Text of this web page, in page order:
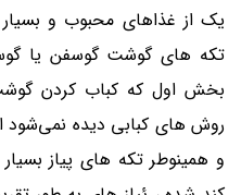
یک از غذاهای محبوب و
تکه های گوشت گوسفن یا
بخش اول که کباب کردن
روش های کبابی دیده نمی‌شود
و همینوطر تکه های پیاز